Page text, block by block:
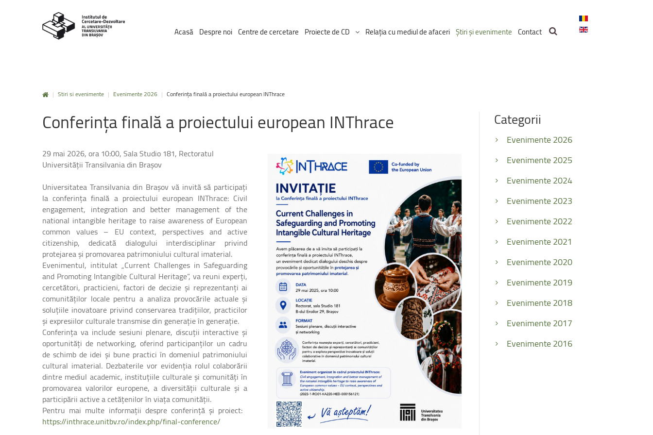
Acasă Despre noi Centre de cercetare Proiecte de CD Relația cu mediul de afaceri Știri și evenimente Contact
| Stiri si evenimente | Evenimente 2026 | Conferința finală a proiectului european INThrace
Conferințafinalăa proiectului european INThrace
29 mai 2026, ora 10:00, Sala Studio 181, Rectoratul
Universității Transilvania din Brașov
Universitatea Transilvania din Brașov vă invită să participați
la conferința finală a proiectului european INThrace: Civil
engagement, integration and better management of the
national intangible heritage to raise awareness of European
common values – EU context, perspectives and active
citizenship, dedicată dialogului interdisciplinar privind
protejarea și promovarea patrimoniului cultural imaterial.
Evenimentul, intitulat „Current Challenges in Safeguarding
and Promoting Intangible Cultural Heritage”, va reuni experți,
cercetători, practicieni, factori de decizie și reprezentanți ai
comunităților locale pentru a analiza provocările actuale și
soluțiile inovatoare privind conservarea tradițiilor, practicilor
și expresiilor culturale transmise din generație în generație.
Conferința va include sesiuni plenare, discuții interactive și
oportunități de networking, oferind participanților un cadru
de schimb de idei și bune practici în domeniul patrimoniului
cultural imaterial. Dezbaterile vor evidenția rolul colaborării
dintre mediul academic, instituțiile culturale și comunități în
promovarea valorilor europene, a diversității culturale și a
participării active a cetățenilor în viața comunității.
Pentru mai multe informații despre conferință și proiect:
https://inthrace.unitbv.ro/index.php/final-conference/
Categorii
Evenimente 2026
Evenimente 2025
Evenimente 2024
Evenimente 2023
Evenimente 2022
Evenimente 2021
Evenimente 2020
Evenimente 2019
Evenimente 2018
Evenimente 2017
Evenimente 2016